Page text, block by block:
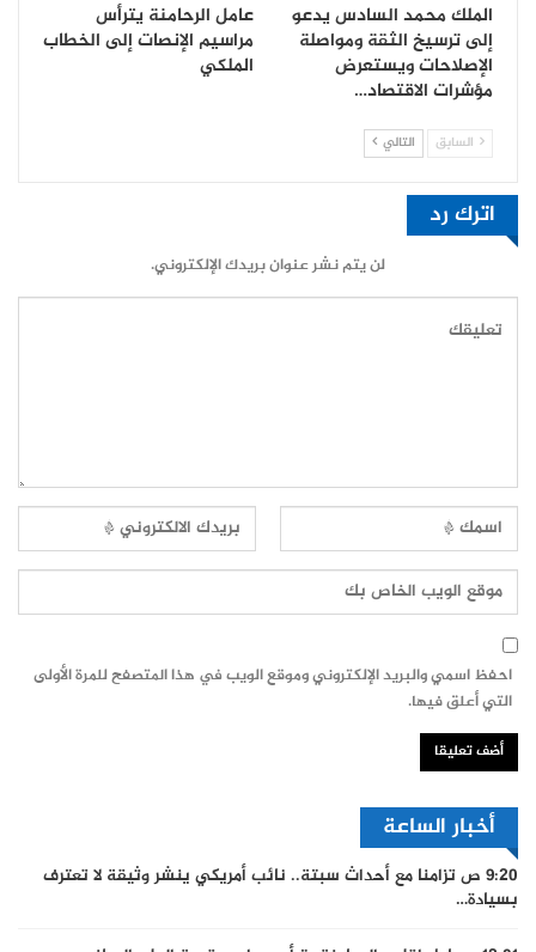
الملك محمد السادس يدعو
إلى ترسيخ الثقة ومواصلة
الإصلاحات ويستعرض
مؤشرات الاقتصاد…
عامل الرحامنة يترأس
مراسيم الإنصات إلى الخطاب
الملكي
السابق التالي
اترك رد
لن يتم نشر عنوان بريدك الإلكتروني.
احفظ اسمي والبريد الإلكتروني وموقع الويب في هذا المتصفح للمرة الأولى
التي أعلق فيها.
أخبار الساعة
9:20 ص
تزامنا مع أحداث سبتة.. نائب أمريكي ينشر وثيقة لا تعترف
بسيادة…